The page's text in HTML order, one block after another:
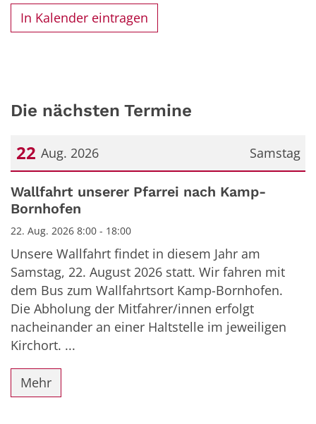
In Kalender eintragen
Die nächsten Termine
Samstag
22 Aug. 2026
Datum: 22. August 2026
Wallfahrt unserer Pfarrei nach Kamp-
Bornhofen
22. Aug. 2026 8:00 - 18:00
Unsere Wallfahrt findet in diesem Jahr am
Samstag, 22. August 2026 statt. Wir fahren mit
dem Bus zum Wallfahrtsort Kamp-Bornhofen.
Die Abholung der Mitfahrer/innen erfolgt
nacheinander an einer Haltstelle im jeweiligen
Kirchort. ...
Mehr